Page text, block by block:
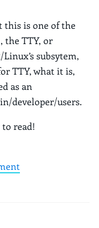
this is one of the
the TTY, or
subsytem,
TTY, what it is,
as an
developer/users.
to read!